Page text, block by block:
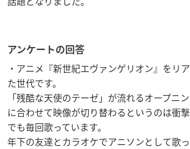
アンケートの回答
・アニメ『新世紀エヴァンゲリオン』をリ
た世代です。
「残酷な天使のテーゼ」が流れるオープニ
に合わせて映像が切り替わるというのは衝
でも毎回歌っています。
年下の友達とカラオケでアニソンとして歌